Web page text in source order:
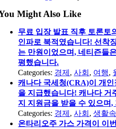
Might Also Like
무료 입장 발표 직후 토론토
인파로 북적였습니다! 선착
는 만원이었으며, 네티즌들
평했습니다.
Categories: 경제 ,사회 , 여행,
캐나다 국세청(CRA)이 개
을 지급했습니다! 캐나다 거
지 지원금을 받을 수 있으며
Categories: 경제 ,사회 ,생활
온타리오주 가스 가격이 이